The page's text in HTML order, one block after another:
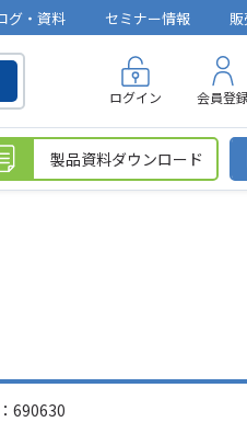
グ・資料 セミナー情報
ログイン 会員登
製品資料ダウンロード
690630